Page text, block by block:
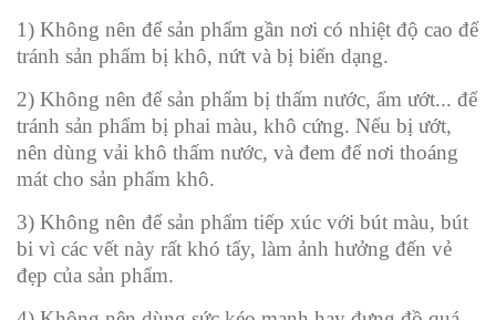
1) Không nên để sản phẩm gần nơi có nhiệt độ cao để
tránh sản phẩm bị khô, nứt và bị biến dạng.
2) Không nên để sản phẩm bị thấm nước, ẩm ướt... để
tránh sản phẩm bị phai màu, khô cứng. Nếu bị ướt,
nên dùng vải khô thấm nước, và đem để nơi thoáng
mát cho sản phẩm khô.
3) Không nên để sản phẩm tiếp xúc với bút màu, bút
bi vì các vết này rất khó tẩy, làm ảnh hưởng đến vẻ
đẹp của sản phẩm.